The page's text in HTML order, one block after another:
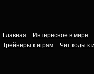
Главная Интересное в мире
Трейнеры к играм
Чит коды к